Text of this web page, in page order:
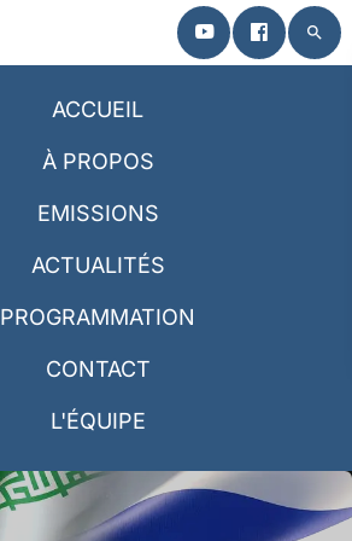
search
close
ACCUEIL
À PROPOS
EMISSIONS
ACTUALITÉS
PROGRAMMATION
CONTACT
L'ÉQUIPE